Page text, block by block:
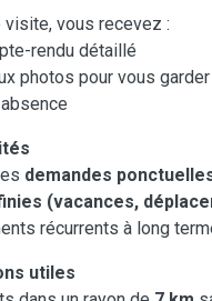
visite, vous recevez :
rendu détaillé
photos pour vous
demandes
(vacances,
récurrents à long
utiles